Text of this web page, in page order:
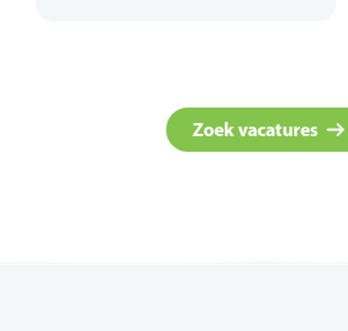
Zoek vacatures